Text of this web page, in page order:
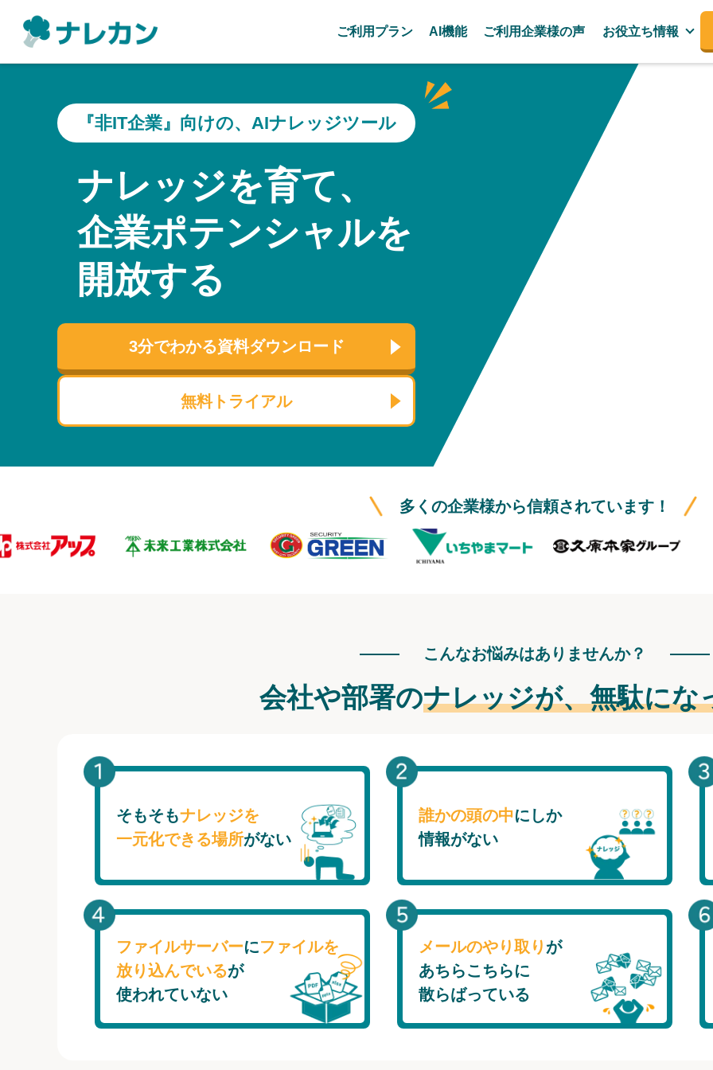
ご利用プラン AI機能 ご利用企業様の声 お役立ち情報
『非IT企業』向けの、AIナレッジツール
ナレッジを育て、
企業ポテンシャルを
開放する
3分でわかる資料ダウンロード
無料トライアル
多くの企業様から信頼されています！
こんなお悩みはありませんか？
会社や部署のナレッジが、無駄にな
そもそもナレッジを
一元化できる場所がない
誰かの頭の中にしか
情報がない
ファイルサーバーにファイルを
放り込んでいるが
使われていない
メールのやり取り が
あちらこちらに
散らばっている